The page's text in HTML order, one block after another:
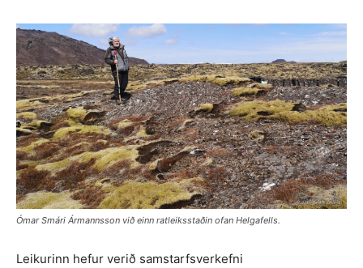
Ómar Smári Ármannsson við einn ratleiksstaðin ofan Helgafells.
Leikurinn hefur verið samstarfsverkefni